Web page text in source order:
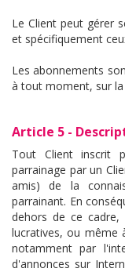
Le Client peut gérer
et spécifiquement
Les abonnements
à tout moment, sur
Article 5 -
Tout Client inscrit
parrainage par un
amis) de la
parrainant. En
dehors de ce
lucratives, ou même
notamment par
d'annonces sur